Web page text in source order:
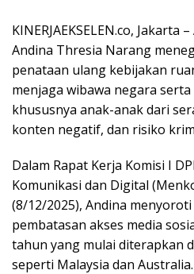
KINERJAEKSELEN.co, Jakarta
Andina Thresia Narang
penataan ulang kebijakan
menjaga wibawa negara
khususnya anak-anak dari
konten negatif, dan risiko
Dalam Rapat Kerja Komisi I
Komunikasi dan Digital
(8/12/2025), Andina
pembatasan akses media
tahun yang mulai diterapkan
seperti Malaysia dan